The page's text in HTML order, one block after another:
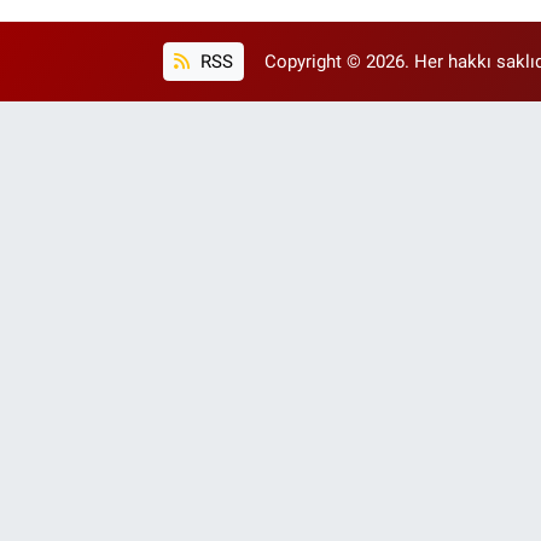
RSS Copyright © 2026. Her hakkı